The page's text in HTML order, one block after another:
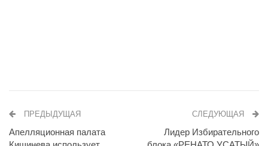
ПРЕДЫДУЩАЯ
Апелляционная палата
СЛЕДУЮЩАЯ
Лидер Избирательного